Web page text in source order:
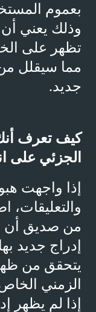
بعموم
وذلك يعني
تظهر على
مما سيقلل
جديد.
كيف تعرف
الجزئي على
إذا واجهت
من صديق أن
إدراج جديد
يتحقق من
الزمني
إذا لم يظهر